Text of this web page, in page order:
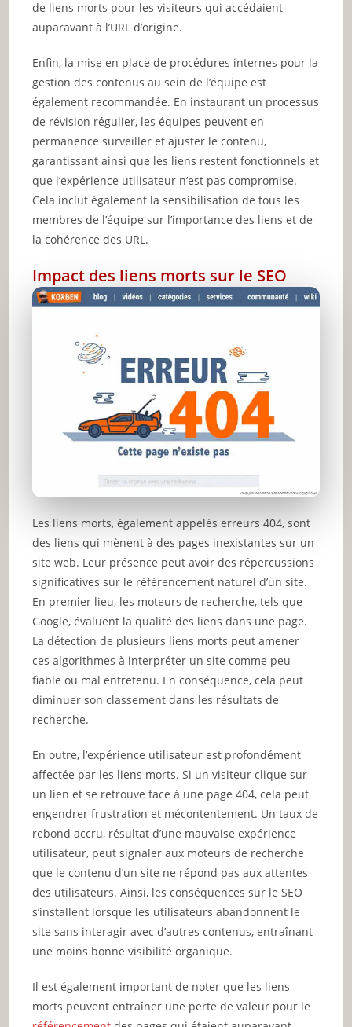
de liens morts pour les visiteurs qui accédaient
auparavant à l’URL d’origine.
Enfin, la mise en place de procédures internes pour la
gestion des contenus au sein de l’équipe est
également recommandée. En instaurant un processus
de révision régulier, les équipes peuvent en
permanence surveiller et ajuster le contenu,
garantissant ainsi que les liens restent fonctionnels et
que l’expérience utilisateur n’est pas compromise.
Cela inclut également la sensibilisation de tous les
membres de l’équipe sur l’importance des liens et de
la cohérence des URL.
Impact des liens morts sur le SEO
Les liens morts, également appelés erreurs 404, sont
des liens qui mènent à des pages inexistantes sur un
site web. Leur présence peut avoir des répercussions
significatives sur le référencement naturel d’un site.
En premier lieu, les moteurs de recherche, tels que
Google, évaluent la qualité des liens dans une page.
La détection de plusieurs liens morts peut amener
ces algorithmes à interpréter un site comme peu
fiable ou mal entretenu. En conséquence, cela peut
diminuer son classement dans les résultats de
recherche.
En outre, l’expérience utilisateur est profondément
affectée par les liens morts. Si un visiteur clique sur
un lien et se retrouve face à une page 404, cela peut
engendrer frustration et mécontentement. Un taux de
rebond accru, résultat d’une mauvaise expérience
utilisateur, peut signaler aux moteurs de recherche
que le contenu d’un site ne répond pas aux attentes
des utilisateurs. Ainsi, les conséquences sur le SEO
s’installent lorsque les utilisateurs abandonnent le
site sans interagir avec d’autres contenus, entraînant
une moins bonne visibilité organique.
Il est également important de noter que les liens
morts peuvent entraîner une perte de valeur pour le